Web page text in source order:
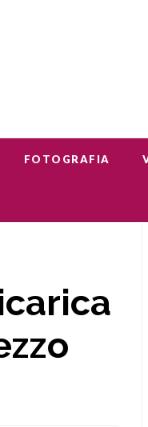
FOTOGRAFIA